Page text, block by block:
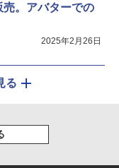
売。アバターでの
2025年2月26日
る